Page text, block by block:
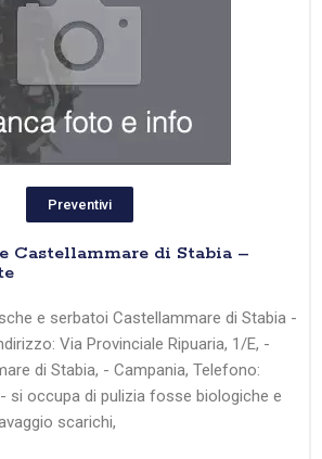
Preventivi
Castellammare di Stabia –
e serbatoi Castellammare di Stabia -
Via Provinciale Ripuaria, 1/E, -
di Stabia, - Campania, Telefono:
si occupa di pulizia fosse biologiche e
scarichi,